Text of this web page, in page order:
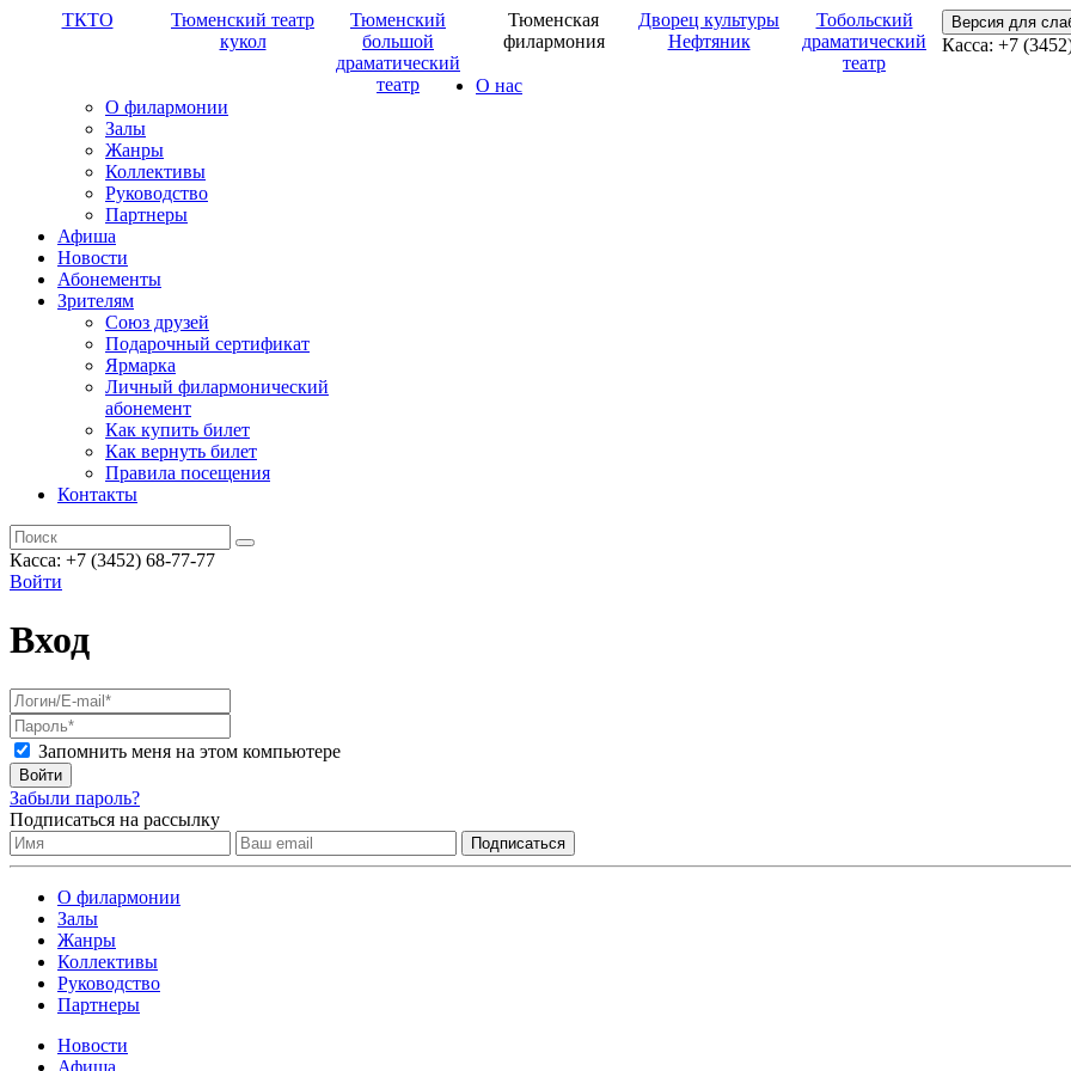
ТКТО
Тюменский театр
кукол
Тюменский
большой
драматический
театр
Тюменская
филармония
Дворец культуры
Нефтяник
Тобольский
драматический
театр
Версия для
Касса: +7
О нас
О филармонии
Залы
Жанры
Коллективы
Руководство
Партнеры
Афиша
Новости
Абонементы
Зрителям
Союз друзей
Подарочный сертификат
Ярмарка
Личный филармонический
абонемент
Как купить билет
Как вернуть билет
Правила посещения
Контакты
Касса: +7 (3452) 68-77-77
Войти
Вход
Запомнить меня на этом компьютере
Войти
Забыли пароль?
Подписаться на рассылку
О филармонии
Залы
Жанры
Коллективы
Руководство
Партнеры
Новости
Афиша